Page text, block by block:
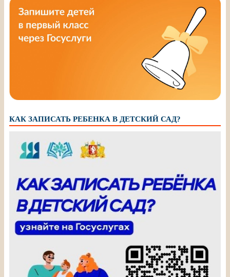
КАК ЗАПИСАТЬ РЕБЕНКА В ДЕТСКИЙ САД?